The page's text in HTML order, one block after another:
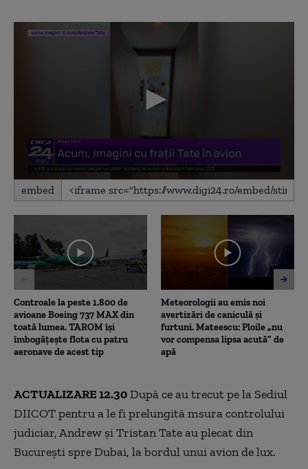
0
seconds
2
19
seconds
embed
Controale la peste 1.800 de
avioane Boeing 737 MAX din
toată lumea. TAROM își
îmbogățește flota cu patru
aeronave de acest tip
Meteorologii au emis noi
avertizări de caniculă și
furtuni. Mateescu: Ploile „nu
vor compensa lipsa acută” de
apă
ACTUALIZARE 12.30După ce au trecut pe la Sediul
DIICOT pentru a le fi prelungită msura controlului
judiciar, Andrew și Tristan Tate au plecat din
București spre Dubai, la bordul unui avion de lux.